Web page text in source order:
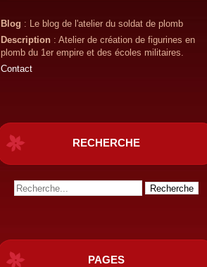
Blog : Le blog de l'atelier du soldat de plomb
Description : Atelier de création de figurines en
plomb du 1er empire et des écoles militaires.
Contact
RECHERCHE
PAGES